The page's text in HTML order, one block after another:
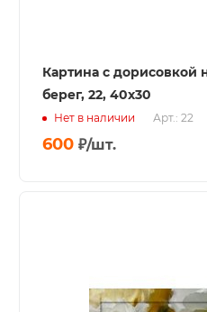
Картина с дорисовкой
берег, 22, 40х30
Нет в наличии Арт.: 22
600 ₽/шт.